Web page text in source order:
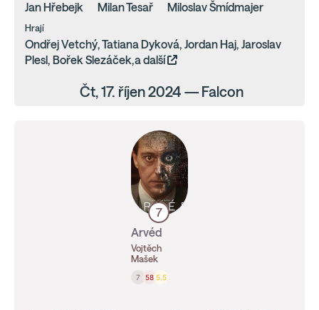
Jan Hřebejk Milan Tesař Miloslav Šmídmajer
Hrají
Ondřej Vetchý, Tatiana Dyková, Jordan Haj, Jaroslav
Plesl, Bořek Slezáček,a další
Čt, 17. říjen 2024 — Falcon
7
Arvéd
Vojtěch
Mašek
7 58 5.5